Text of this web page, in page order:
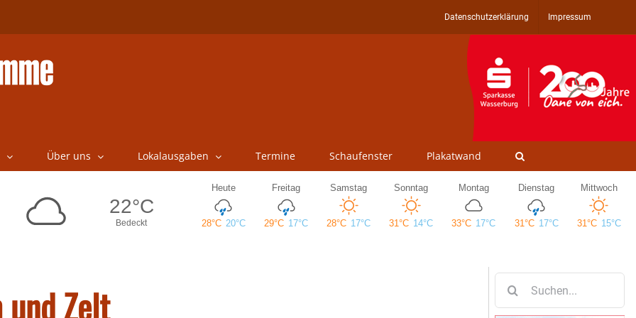
Datenschutzerklärung Impressum
Über uns Lokalausgaben Termine Schaufenster Plakatwand
Zelt
nach: